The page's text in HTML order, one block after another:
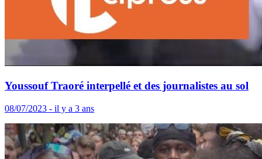
Youssouf Traoré interpellé et des journalistes au sol
08/07/2023 - il y a 3 ans